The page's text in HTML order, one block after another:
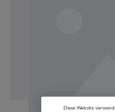
Diese Website